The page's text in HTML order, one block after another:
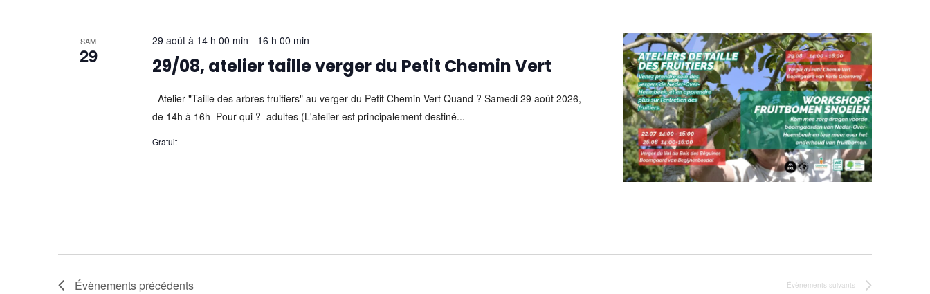
SAM
29 29/08, atelier taille verger du Petit Chemin Vert
29 août à 14 h 00 min - 16 h 00 min
Atelier "Taille des arbres fruitiers" au verger du Petit Chemin Vert Quand ? Samedi 29 août 2026,
de 14h à 16h Pour qui ? adultes (L'atelier est principalement destiné...
Gratuit
Évènements précédents Évènements suivants